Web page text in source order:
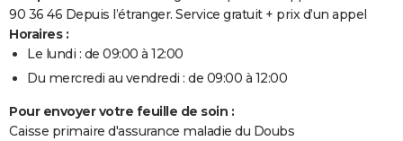
90 36 46 Depuis l’étranger. Service gratuit + prix d’un appel
Horaires :
Le lundi : de 09:00 à 12:00
Du mercredi au vendredi : de 09:00 à 12:00
Pour envoyer votre feuille de soin :
Caisse primaire d'assurance maladie du Doubs